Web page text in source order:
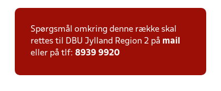
Spørgsmål omkring denne række skal
rettes til DBU Jylland Region 2 på mail
eller på tlf: 8939 9920